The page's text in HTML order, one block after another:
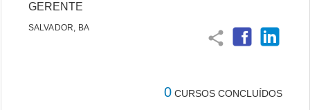
GERENTE
SALVADOR, BA
share
0 CURSOS CONCLUÍDOS